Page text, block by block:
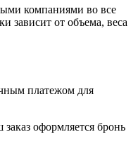
компаниями во все
зависит от объема, веса
платежом для
оформляется бронь